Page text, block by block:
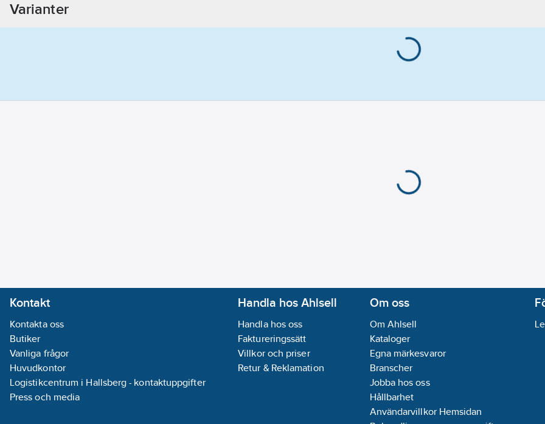
Varianter
Kontakt
Kontakta oss
Butiker
Vanliga frågor
Huvudkontor
Logistikcentrum i Hallsberg - kontaktuppgifter
Press och media
Handla hos Ahlsell
Handla hos oss
Faktureringssätt
Villkor och priser
Retur & Reklamation
Om oss
Om Ahlsell
Kataloger
Egna märkesvaror
Branscher
Jobba hos oss
Hållbarhet
Användarvillkor Hemsidan